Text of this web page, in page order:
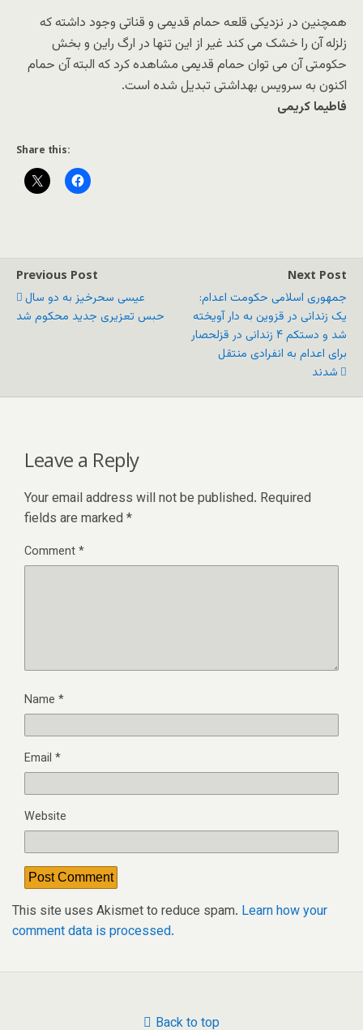
همچنین در نزدیکی قلعه حمام قدیمی و قناتی وجود داشته که
زلزله آن را خشک می کند غیر از این تنها در ارگ راین و بخش
حکومتی آن می توان حمام قدیمی مشاهده کرد که البته آن حمام
اکنون به سرویس بهداشتی تبدیل شده است.
فاطیما کریمی
Share this:
Previous Post
عیسی سحرخیز به دو سال
حبس تعزیری جدید محکوم شد
Next Post
جمهوری اسلامی حکومت اعدام:
یک زندانی در قزوین به دار آویخته
شد و دستکم ۴ زندانی در قزلحصار
برای اعدام به انفرادی منتقل
شدند
Leave a Reply
Your email address will not be published. Required
fields are marked *
Comment*
Name *
Email *
Website
This site uses Akismet to reduce spam. Learn how your
comment data is processed.
Back to top